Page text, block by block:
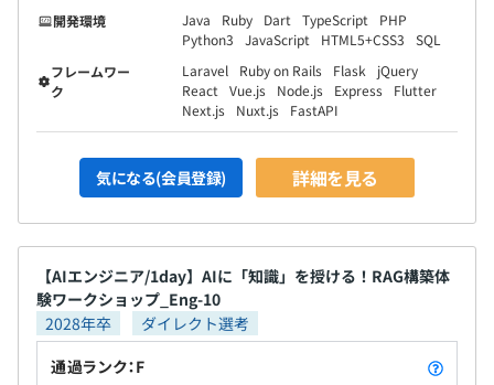
開発環境
Java Ruby Dart TypeScript
PHP
Python3
JavaScript HTML5+CSS3
SQL
フレームワー
ク
Laravel Ruby on Rails Flask
jQuery
React
Vue.js Node.js Express
Flutter
Next.js
Nuxt.js FastAPI
気になる(会員登録) 詳細を見る
【AIエンジニア/1day】AIに「知識」を授ける！RAG構築体
験ワークショップ_Eng-10
2028年卒
ダイレクト選考
通過ランク：F